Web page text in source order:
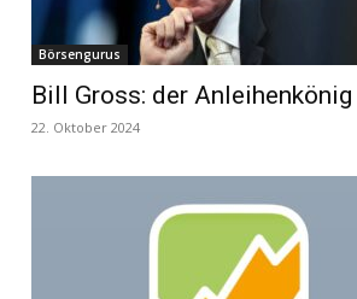
Börsengurus
Bill Gross: der Anleihenkönig
22. Oktober 2024